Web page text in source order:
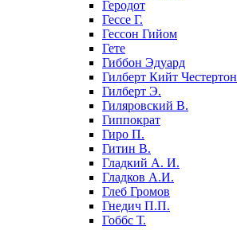
Геродот
Гессе Г.
Гессон Гийом
Гете
Гиббон Эдуард
Гилберт Кийт Честертон
Гилберт Э.
Гиляровский В.
Гиппократ
Гиро П.
Гитин В.
Гладкий А. И.
Гладков А.И.
Глеб Громов
Гнедич П.П.
Гоббс Т.